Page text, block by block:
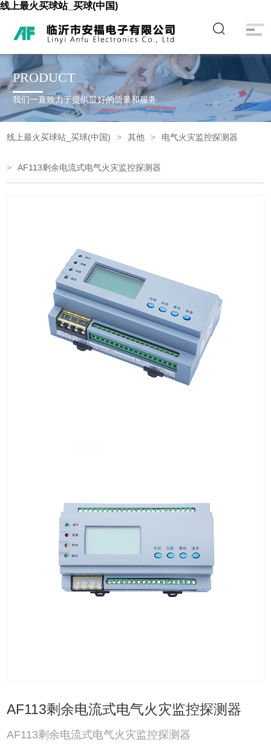
线上最火买球站_买球(中国)
PRODUCT
我们一直致力于提供最好的质量和服务
线上最火买球站_买球(中国) 其他 电气火灾监控探测器
AF113剩余电流式电气火灾监控探测器
AF113剩余电流式电气火灾监控探测器
AF113剩余电流式电气火灾监控探测器